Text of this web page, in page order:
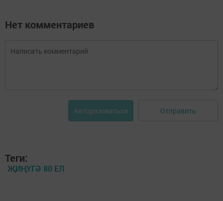
Нет комментариев
Авторизоваться Отправить
Теги:
ҖИҢҮГӘ 80 ЕЛ